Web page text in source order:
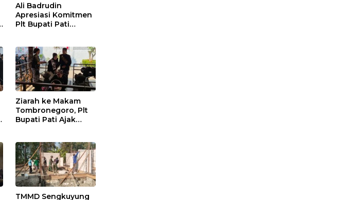
Ali Badrudin
Apresiasi Komitmen
Plt Bupati Pati
Ziarah ke Makam
Tombronegoro, Plt
Bupati Pati Ajak
Wujudkan
Pelayanan Publik
Berkualitas
TMMD Sengkuyung